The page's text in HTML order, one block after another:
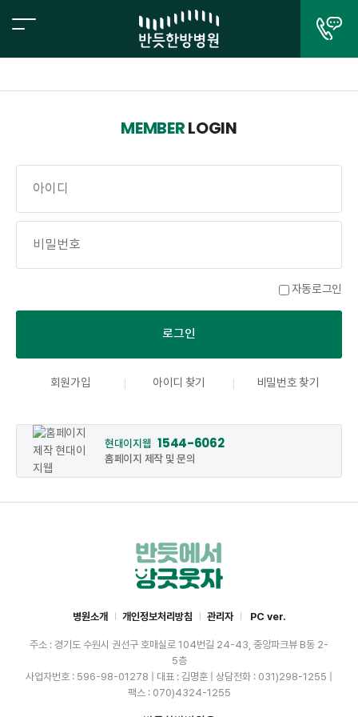
MEMBERLOGIN
자동로그인
회원가입 아이디 찾기 비밀번호 찾기
현대이지웹 1544-6062
홈페이지 제작 및 문의
병원소개 개인정보처리방침 관리자 PC ver.
주소 : 경기도 수원시 권선구 호매실로 104번길 24-43, 중앙파크뷰 B동 2-
5층
사업자번호 : 596-98-01278 | 대표 : 김명훈 | 상담전화 : 031)298-1255 |
팩스 : 070)4324-1255